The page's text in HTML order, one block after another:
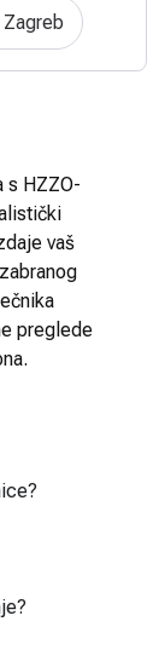
s HZZO-
vaš
preglede